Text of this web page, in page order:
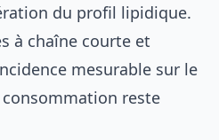
du profil lipidique.
à chaîne courte et
mesurable sur le
reste